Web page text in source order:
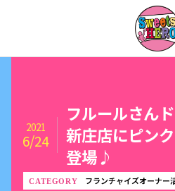
フルールさん
新庄店にピン
登場♪
2021
6/24
フランチャイズオーナー